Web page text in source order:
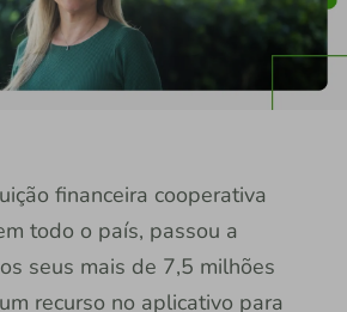
financeira cooperativa
todo o país, passou a
seus mais de 7,5 milhões
recurso no aplicativo para